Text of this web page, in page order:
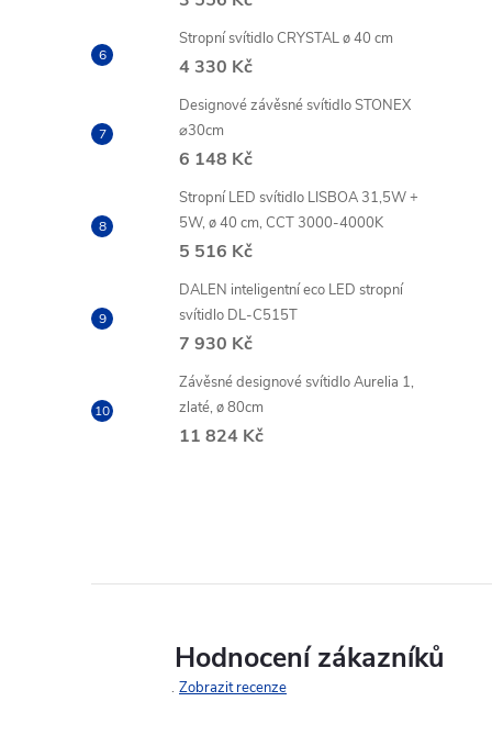
Stropní svítidlo CRYSTAL ø 40 cm
4 330 Kč
Designové závěsné svítidlo STONEX
⌀30cm
6 148 Kč
Stropní LED svítidlo LISBOA 31,5W +
5W, ø 40 cm, CCT 3000-4000K
5 516 Kč
DALEN inteligentní eco LED stropní
svítidlo DL-C515T
7 930 Kč
Závěsné designové svítidlo Aurelia 1,
zlaté, ø 80cm
11 824 Kč
Hodnocení zákazníků
Zobrazit recenze